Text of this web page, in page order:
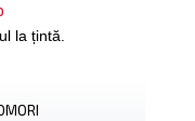
la țintă.